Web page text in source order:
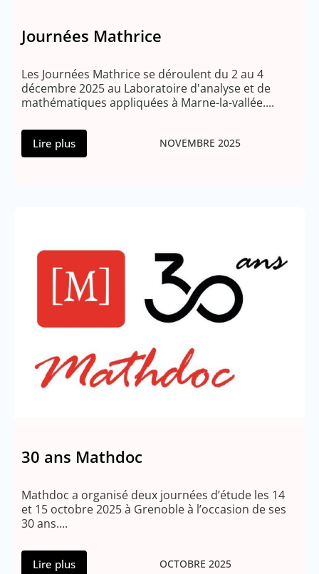
Journées Mathrice
Les Journées Mathrice se déroulent du 2 au 4
décembre 2025 au Laboratoire d'analyse et de
mathématiques appliquées à Marne-la-vallée....
Lire plus NOVEMBRE 2025
30 ans Mathdoc
Mathdoc a organisé deux journées d’étude les 14
et 15 octobre 2025 à Grenoble à l’occasion de ses
30 ans....
Lire plus OCTOBRE 2025